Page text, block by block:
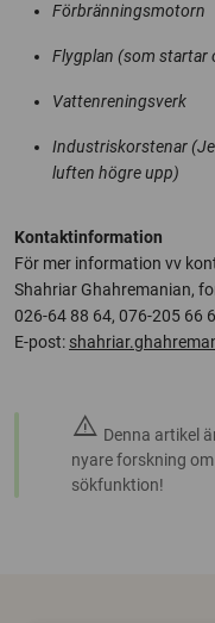
Förbränningsmotorn
Flygplan (som startar
Vattenreningsverk
Industriskorstenar
luften högre upp)
Kontaktinformation
För mer information vv
Shahriar Ghahremanian,
026-64 88 64, 076-205 66
E-post:
warning Denna artikel
nyare forskning
sökfunktion!